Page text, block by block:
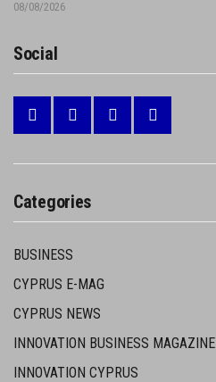
08/08/2026
Social
Categories
BUSINESS
CYPRUS E-MAG
CYPRUS NEWS
INNOVATION BUSINESS MAGAZINE
INNOVATION CYPRUS